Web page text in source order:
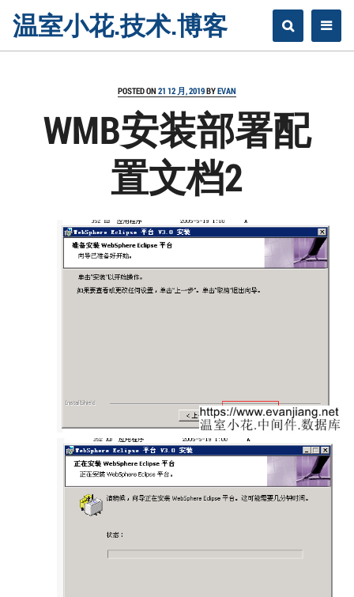
温室小花.技术.博客
POSTED ON 21 12 月, 2019BYEVAN
WMB安装部署配
置文档2